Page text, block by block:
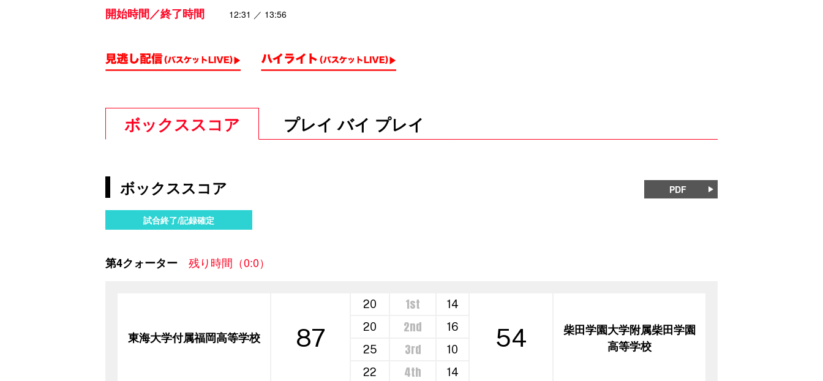
開始時間／終了時間 12:31 ／ 13:56
ボックススコア プレイ バイ プレイ
ボックススコア PDF
試合終了/記録確定
第4クォーター 残り時間（0:0）
東海大学付属福岡高等学校 87
20 1st 14
54
柴田学園大学附属柴田学園
高等学校
20 2nd
16
25
3rd
10
22
4th 14